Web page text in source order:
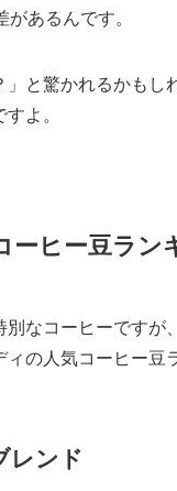
あるんです。
」と驚かれるかも
よ。
ーヒー豆ラン
なコーヒーですが
の人気コーヒー豆
レンド